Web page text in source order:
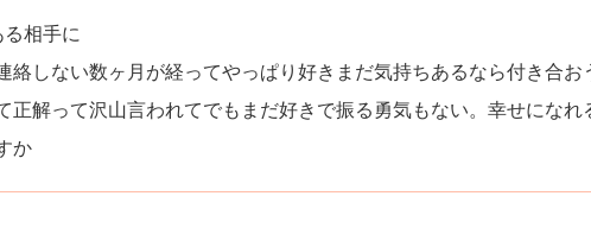
相手に
絡しない数ヶ月が経ってやっぱり好きまだ気持ちあるなら付き合お
正解って沢山言われてでもまだ好きで振る勇気もない。幸せになれ
か